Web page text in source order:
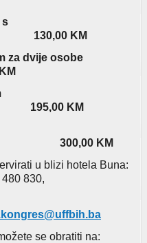
s
130,00 KM
za dvije osobe
KM
KM
u blizi hotela Buna:
830,
se obratiti na: